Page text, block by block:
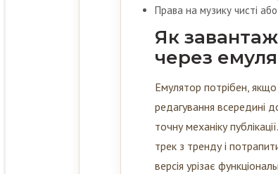
Права на музику чисті
Як
через
Емулятор потрібен, якщо
редагування всередині
точну механіку
трек з тренду і
версія урізає